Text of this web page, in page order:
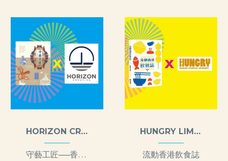
HORIZON CREATIVE LIMITED
守藝工匠──香港傳統工藝面貌
HUNGRY LIMITED
流動香港飲食誌